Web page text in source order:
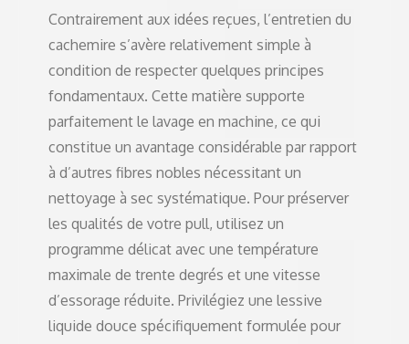
Contrairement aux idées reçues, l’entretien du
cachemire s’avère relativement simple à
condition de respecter quelques principes
fondamentaux. Cette matière supporte
parfaitement le lavage en machine, ce qui
constitue un avantage considérable par rapport
à d’autres fibres nobles nécessitant un
nettoyage à sec systématique. Pour préserver
les qualités de votre pull, utilisez un
programme délicat avec une température
maximale de trente degrés et une vitesse
d’essorage réduite. Privilégiez une lessive
liquide douce spécifiquement formulée pour